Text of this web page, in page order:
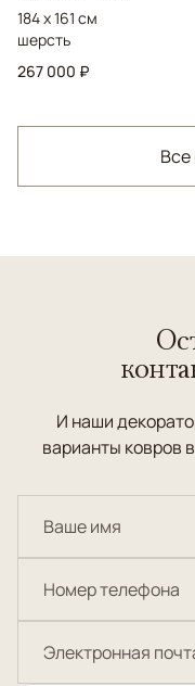
184 x 161 см
шерсть
267 000 ₽
И наши
варианты ковров